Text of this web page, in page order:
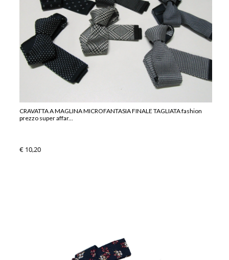
CRAVATTA A MAGLINA MICROFANTASIA FINALE TAGLIATA fashion
prezzo super affar...
€ 10,20